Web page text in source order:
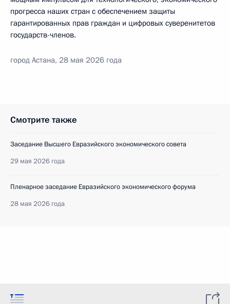
прогресса наших стран с обеспечением защиты
гарантированных прав граждан и цифровых суверенитетов
государств-членов.
город Астана, 28 мая 2026 года
Смотрите также
Заседание Высшего Евразийского экономического совета
29 мая 2026 года
Пленарное заседание Евразийского экономического форума
28 мая 2026 года